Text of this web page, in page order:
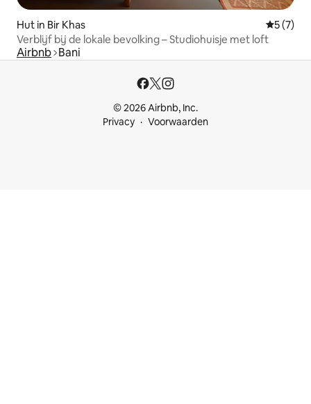
Hut in Bir Khas
5 (7)
Verblijf bij de lokale bevolking – Studiohuisje met loft
Airbnb Bani
© 2026 Airbnb, Inc.
Privacy
Voorwaarden